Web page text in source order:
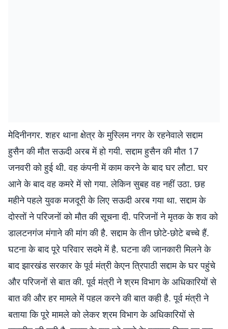
मेदिनीनगर. शहर थाना क्षेत्र के मुस्लिम नगर के रहनेवाले सद्दाम
हुसैन की मौत सऊदी अरब में हो गयी. सद्दाम हुसैन की मौत 17
जनवरी को हुई थी. वह कंपनी में काम करने के बाद घर लौटा. घर
आने के बाद वह कमरे में सो गया. लेकिन सुबह वह नहीं उठा. छह
महीने पहले युवक मजदूरी के लिए सऊदी अरब गया था. सद्दाम के
दोस्तों ने परिजनों को मौत की सूचना दी. परिजनों ने मृतक के शव को
डालटनगंज मंगाने की मांग की है. सद्दाम के तीन छोटे-छोटे बच्चे हैं.
घटना के बाद पूरे परिवार सदमे में है. घटना की जानकारी मिलने के
बाद झारखंड सरकार के पूर्व मंत्री केएन त्रिपाठी सद्दाम के घर पहुंचे
और परिजनों से बात की. पूर्व मंत्री ने श्रम विभाग के अधिकारियों से
बात की और हर मामले में पहल करने की बात कही है. पूर्व मंत्री ने
बताया कि पूरे मामले को लेकर श्रम विभाग के अधिकारियों से